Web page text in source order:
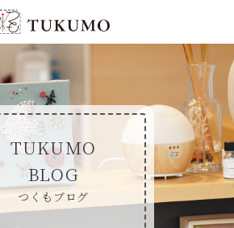
TUKUMO
BLOG
つくもブログ